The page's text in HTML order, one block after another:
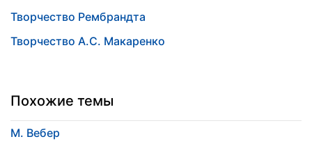
Творчество Рембрандта
Творчество А.С. Макаренко
Похожие темы
М. Вебер